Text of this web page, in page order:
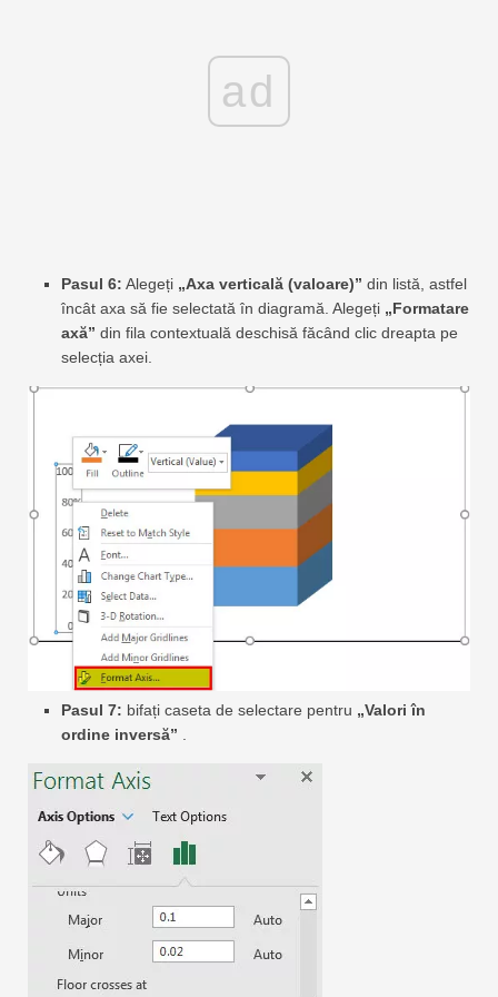
ad
Pasul 6: Alegeți „Axa verticală (valoare)” din listă, astfel
încât axa să fie selectată în diagramă. Alegeți „Formatare
axă” din fila contextuală deschisă făcând clic dreapta pe
selecția axei.
Pasul 7: bifați caseta de selectare pentru „Valori în
ordine inversă” .